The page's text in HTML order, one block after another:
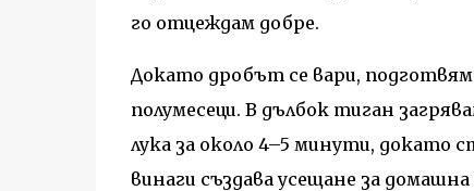
го отцеждам добре.
Докато дробът се вари,
полумесеци. В дълбок тиган
лука за около 4–5 минути, докато
винаги създава усещане за домашна